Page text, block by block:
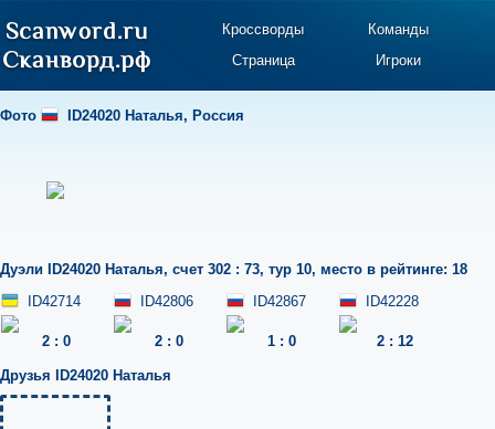
Кроссворды
Команды
Страница
Игроки
Фото ID24020 Наталья, Россия
Дуэли ID24020 Наталья, счет 302 : 73, тур 10, место в рейтинге: 18
ID42714
2 : 0
ID42806
2 : 0
ID42867
1 : 0
ID42228
2: 12
Друзья ID24020 Наталья